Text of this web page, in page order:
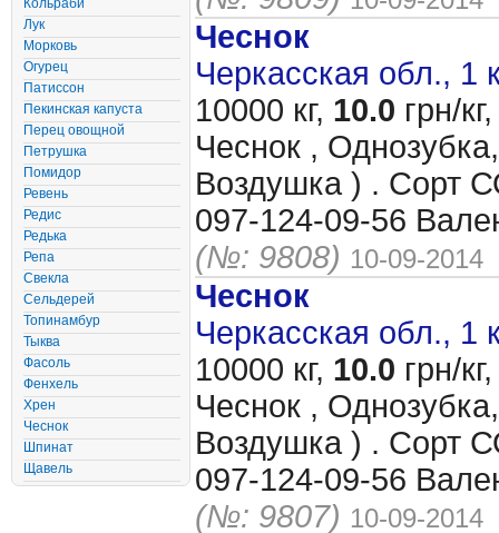
Кольраби
Лук
Морковь
Огурец
Патиссон
Пекинская капуста
Перец овощной
Петрушка
Помидор
Ревень
Редис
Редька
Репа
Свекла
Сельдерей
Топинамбур
Тыква
Фасоль
Фенхель
Хрен
Чеснок
Шпинат
Щавель
Чеснок
Черкасская обл., 1
10000 кг, 10.0 грн/кг,
Чеснок ,
Воздушка ) . Сорт
097-124-09-56
(№: 9808) 10-09-2014
Чеснок
Черкасская обл., 1
10000 кг, 10.0 грн/кг,
Чеснок ,
Воздушка ) . Сорт
097-124-09-56
(№: 9807) 10-09-2014